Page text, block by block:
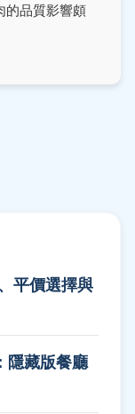
的品質影響頗
平價選擇與
隱藏版餐廳